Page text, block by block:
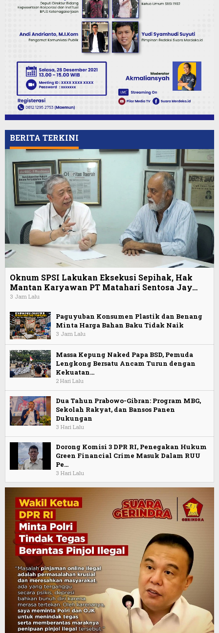
BERITA TERKINI
Oknum SPSI Lakukan Eksekusi Sepihak, Hak
Mantan Karyawan PT Matahari Sentosa Jay…
3 Jam Lalu
Paguyuban Konsumen Plastik dan Benang
Minta Harga Bahan Baku Tidak Naik
3 Jam Lalu
Massa Kepung Naked Papa BSD, Pemuda
Lengkong Bersatu Ancam Turun dengan
Kekuatan…
2 Hari Lalu
Dua Tahun Prabowo-Gibran: Program MBG,
Sekolah Rakyat, dan Bansos Panen
Dukungan
3 Hari Lalu
Dorong Komisi 3 DPR RI, Penegakan Hukum
Green Financial Crime Masuk Dalam RUU
Pe…
3 Hari Lalu